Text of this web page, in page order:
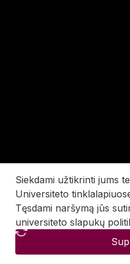
Siekdami užtikrinti jums
Universiteto
Tęsdami naršymą jūs
universiteto slapukų